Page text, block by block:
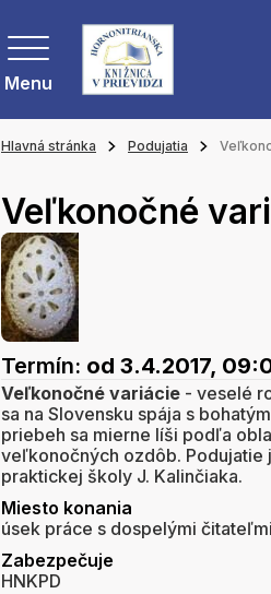
Menu
Hlavná stránka Podujatia
Veľkonočné
Termín: od 3.4.2017,
Veľkonočné variácie - veselé
sa na Slovensku spája s
priebeh sa mierne líši podľa
veľkonočných ozdôb. Podujatie
praktickej školy J. Kalinčiaka.
Miesto konania
úsek práce s dospelými
Zabezpečuje
HNKPD